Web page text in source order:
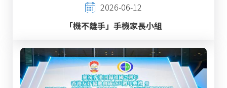
2026-06-12
「機不離手」手機家長小組